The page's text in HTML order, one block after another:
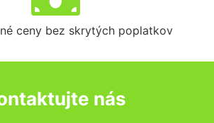
ceny bez skrytých poplatkov
nás